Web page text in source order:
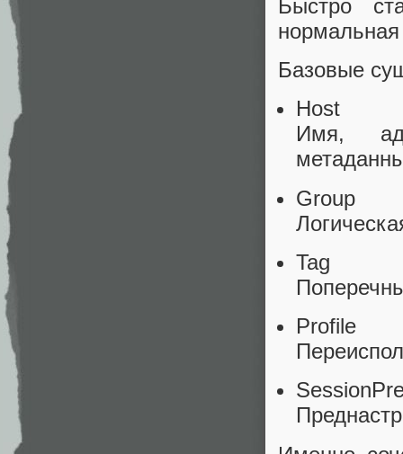
Быстро
нормальная
Базовые
Host
Имя,
Group
Tag
Profile